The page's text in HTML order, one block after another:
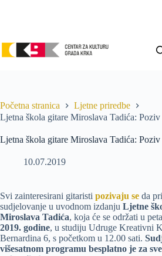
Početna stranica
Ljetne priredbe
Ljetna škola gitare Miroslava Tadića:
Ljetna škola gitare Miroslava Tadića:
10.07.2019
Svi zainteresirani gitaristi pozivaju se da
sudjelovanje u uvodnom izdanju Ljetne
Miroslava Tadića, koja će se održati u
2019. godine, u studiju Udruge Kreativni
Bernardina 6, s početkom u 12.00 sati.
višesatnom programu besplatno je za